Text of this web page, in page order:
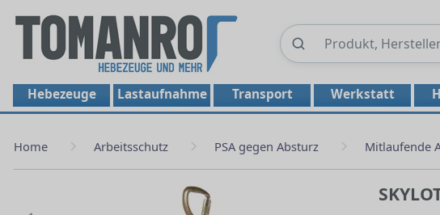
Hebezeuge Lastaufnahme Transport Werkstatt
Home Arbeitsschutz PSA gegen Absturz Mitlaufende